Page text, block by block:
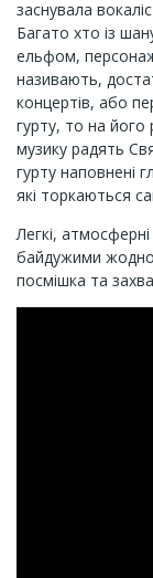
заснувала
Багато хто із
ельфом,
називають,
концертів, або
гурту, то на його
музику радять
гурту наповнені
які торкаються
Легкі,
байдужими
посмішка та